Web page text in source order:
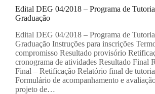
Edital DEG 04/2018 – Programa de
Graduação
Edital DEG 04/2018 – Programa de
Graduação Instruções para inscrições
compromisso Resultado provisório
cronograma de atividades Resultado Final
Final – Retificação Relatório final de tutoria
Formulário de acompanhamento e
projeto de…